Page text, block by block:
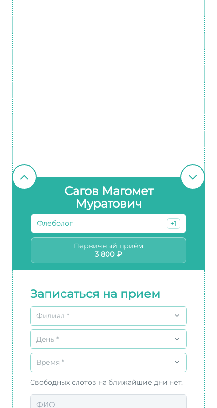
Сагов Магомет
Муратович
Флеболог +1
Первичный приём
3 800 ₽
Записаться на прием
Филиал *
День *
Время *
Свободных слотов на ближайшие дни нет.